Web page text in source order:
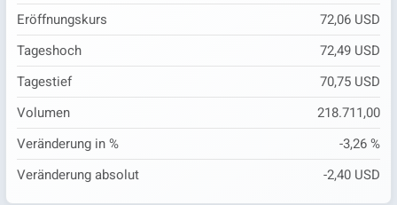
Eröffnungskurs
72,06 USD
Tageshoch
72,49 USD
Tagestief
70,75 USD
Volumen
218.711,00
Veränderung in %
-3,26 %
Veränderung absolut
-2,40 USD